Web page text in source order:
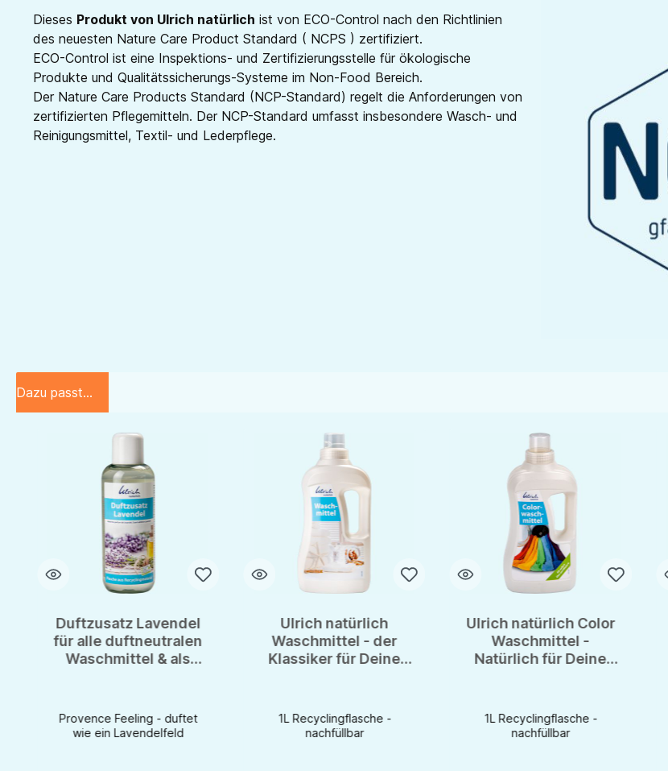
Dieses Produkt von Ulrich natürlich ist von ECO-Control nach den Richtlinien
des neuesten Nature Care Product Standard ( NCPS ) zertifiziert.
ECO-Control ist eine Inspektions- und Zertifizierungsstelle für ökologische
Produkte und Qualitätssicherungs-Systeme im Non-Food Bereich.
Der Nature Care Products Standard (NCP-Standard) regelt die Anforderungen von
zertifizierten Pflegemitteln. Der NCP-Standard umfasst insbesondere Wasch- und
Reinigungsmittel, Textil- und Lederpflege.
Dazu passt...
Produktgalerie überspringen
Duftzusatz Lavendel
für alle duftneutralen
Waschmittel & als
250ml - Ulrich
natürlich
Provence Feeling - duftet
wie ein Lavendelfeld
Ulrich natürlich
Waschmittel - der
Klassiker für Deine
1L Recyclingflasche -
nachfüllbar
Ulrich natürlich Color
Waschmittel -
Natürlich für Deine
1L Recyclingflasche -
nachfüllbar